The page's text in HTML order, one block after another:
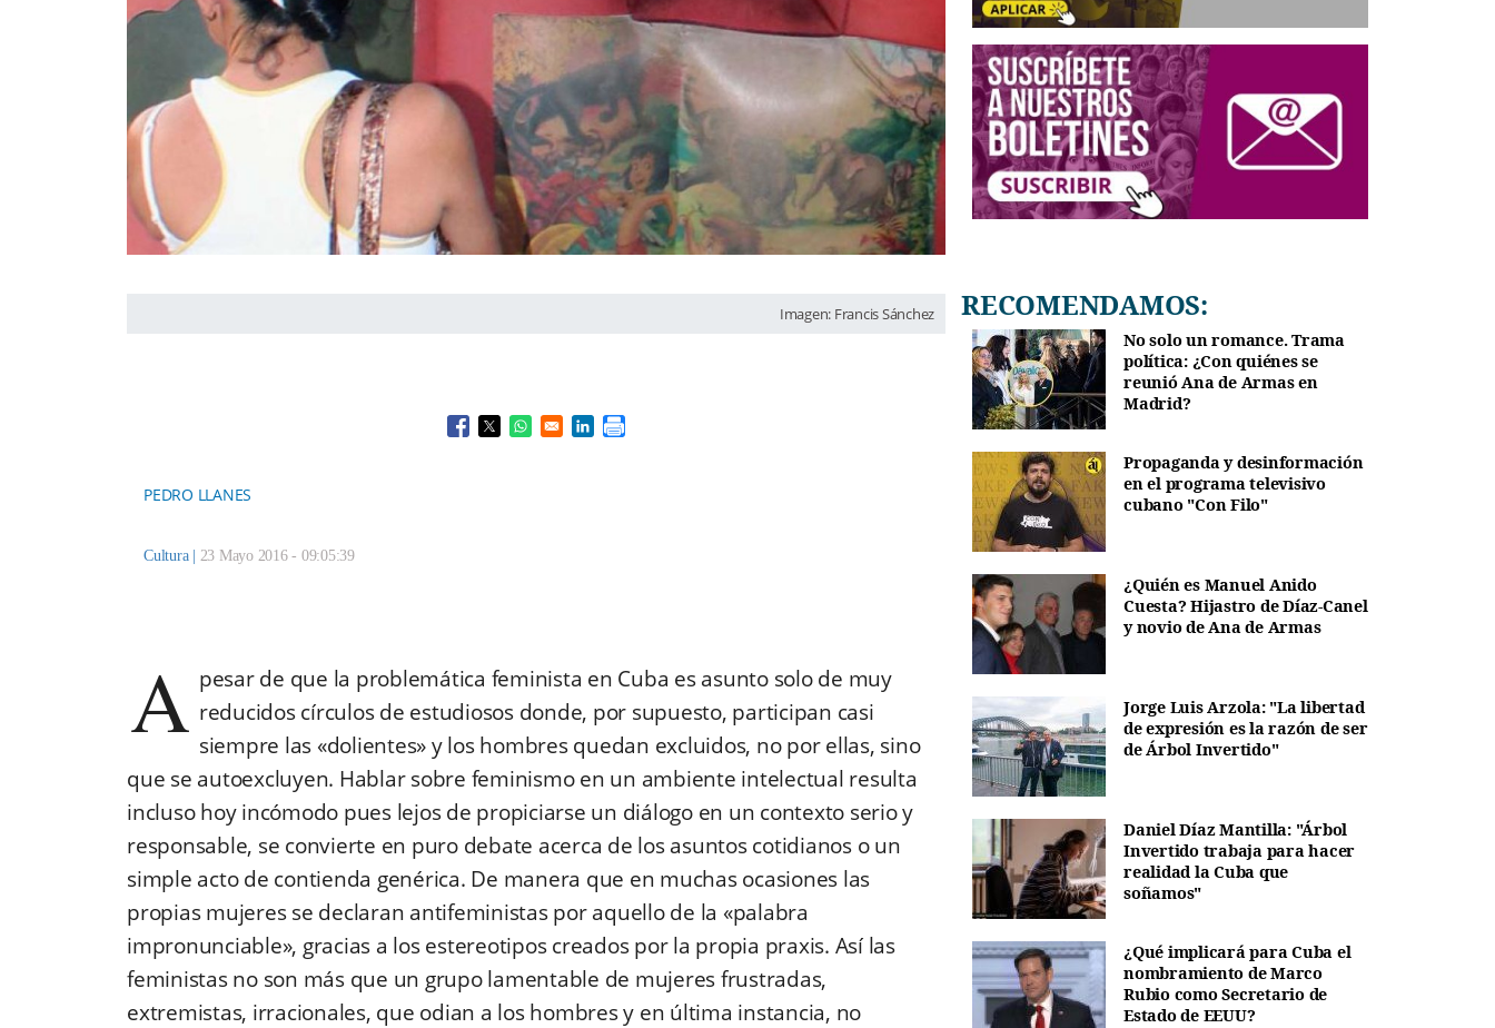
Imagen: Francis Sánchez
Opens in a new window
Opens in a new window
Opens in a new window
Opens in a new window
PEDRO LLANES
Cultura | 23 Mayo 2016 - 09:05:39
A pesar de que la problemática feminista en Cuba es asunto solo de muy
reducidos círculos de estudiosos donde, por supuesto, participan casi
siempre las «dolientes» y los hombres quedan excluidos, no por ellas, sino
que se autoexcluyen. Hablar sobre feminismo en un ambiente intelectual resulta
incluso hoy incómodo pues lejos de propiciarse un diálogo en un contexto serio y
responsable, se convierte en puro debate acerca de los asuntos cotidianos o un
simple acto de contienda genérica. De manera que en muchas ocasiones las
propias mujeres se declaran antifeministas por aquello de la «palabra
impronunciable», gracias a los estereotipos creados por la propia praxis. Así las
feministas no son más que un grupo lamentable de mujeres frustradas,
extremistas, irracionales, que odian a los hombres y en última instancia, no
RECOMENDAMOS:
No solo un romance. Trama
política: ¿Con quiénes se
reunió Ana de Armas en
Madrid?
Propaganda y desinformación
en el programa televisivo
cubano "Con Filo"
¿Quién es Manuel Anido
Cuesta? Hijastro de Díaz-Canel
y novio de Ana de Armas
Jorge Luis Arzola: "La libertad
de expresión es la razón de ser
de Árbol Invertido"
Daniel Díaz Mantilla: "Árbol
Invertido trabaja para hacer
realidad la Cuba que
soñamos"
¿Qué implicará para Cuba el
nombramiento de Marco
Rubio como Secretario de
Estado de EEUU?